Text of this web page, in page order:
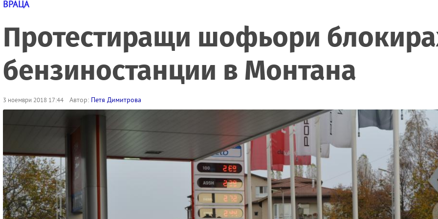
ВРАЦА
Протестиращи шофьори
бензиностанции в Монтана
3 ноември 2018 17:44 Автор: Петя Димитрова